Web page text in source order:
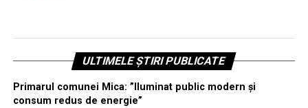
ULTIMELE ȘTIRI PUBLICATE
Primarul comunei Mica: ”Iluminat public modern și
consum redus de energie”